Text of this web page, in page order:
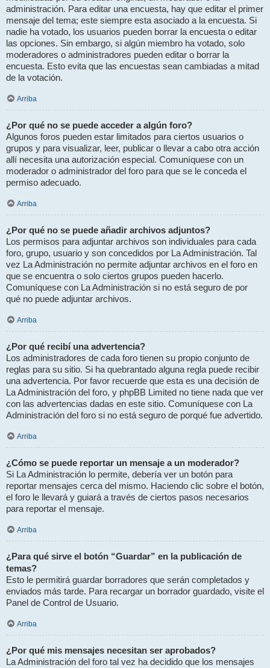
administración. Para editar una encuesta, hay que editar el primer
mensaje del tema; este siempre esta asociado a la encuesta. Si
nadie ha votado, los usuarios pueden borrar la encuesta o editar
las opciones. Sin embargo, si algún miembro ha votado, solo
moderadores o administradores pueden editar o borrar la
encuesta. Esto evita que las encuestas sean cambiadas a mitad
de la votación.
Arriba
¿Por qué no se puede acceder a algún foro?
Algunos foros pueden estar limitados para ciertos usuarios o
grupos y para visualizar, leer, publicar o llevar a cabo otra acción
allí necesita una autorización especial. Comuníquese con un
moderador o administrador del foro para que se le conceda el
permiso adecuado.
Arriba
¿Por qué no se puede añadir archivos adjuntos?
Los permisos para adjuntar archivos son individuales para cada
foro, grupo, usuario y son concedidos por La Administración. Tal
vez La Administración no permite adjuntar archivos en el foro en
que se encuentra o solo ciertos grupos pueden hacerlo.
Comuníquese con La Administración si no está seguro de por
qué no puede adjuntar archivos.
Arriba
¿Por qué recibí una advertencia?
Los administradores de cada foro tienen su propio conjunto de
reglas para su sitio. Si ha quebrantado alguna regla puede recibir
una advertencia. Por favor recuerde que esta es una decisión de
La Administración del foro, y phpBB Limited no tiene nada que ver
con las advertencias dadas en este sitio. Comuníquese con La
Administración del foro si no está seguro de porqué fue advertido.
Arriba
¿Cómo se puede reportar un mensaje a un moderador?
Si La Administración lo permite, debería ver un botón para
reportar mensajes cerca del mismo. Haciendo clic sobre el botón,
el foro le llevará y guiará a través de ciertos pasos necesarios
para reportar el mensaje.
Arriba
¿Para qué sirve el botón “Guardar” en la publicación de
temas?
Esto le permitirá guardar borradores que serán completados y
enviados más tarde. Para recargar un borrador guardado, visite el
Panel de Control de Usuario.
Arriba
¿Por qué mis mensajes necesitan ser aprobados?
La Administración del foro tal vez ha decidido que los mensajes